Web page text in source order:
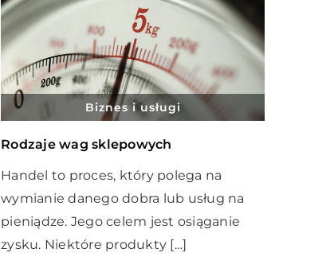
Biznes i usługi
Rodzaje wag sklepowych
Handel to proces, który polega na
wymianie danego dobra lub usług na
pieniądze. Jego celem jest osiąganie
zysku. Niektóre produkty […]